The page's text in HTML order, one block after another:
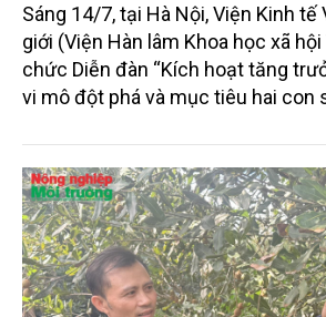
Sáng 14/7, tại Hà Nội, Viện Kinh tế
giới (Viện Hàn lâm Khoa học xã
chức Diễn đàn “Kích hoạt tăng
vi mô đột phá và mục tiêu hai con
ương, chuyên gia kinh tế, nhà
trường đại học, viện nghiên cứu,
nghiệp và cộng đồng doanh